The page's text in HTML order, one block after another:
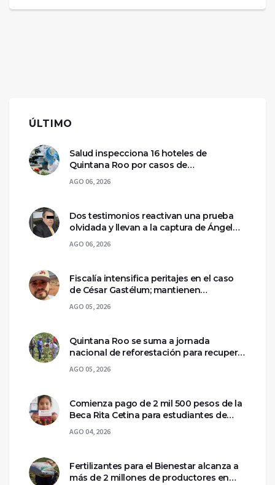
ÚLTIMO
Salud inspecciona 16 hoteles de
Quintana Roo por casos de
ciclosporiasis
AGO 06, 2026
Dos testimonios reactivan una prueba
olvidada y llevan a la captura de Ángel
Aguirre
AGO 06, 2026
Fiscalía intensifica peritajes en el caso
de César Gastélum; mantienen
asegurada la escena del crimen
AGO 05, 2026
Quintana Roo se suma a jornada
nacional de reforestación para recuperar
ecosistemas del sur
AGO 05, 2026
Comienza pago de 2 mil 500 pesos de la
Beca Rita Cetina para estudiantes de
primaria
AGO 04, 2026
Fertilizantes para el Bienestar alcanza a
más de 2 millones de productores en